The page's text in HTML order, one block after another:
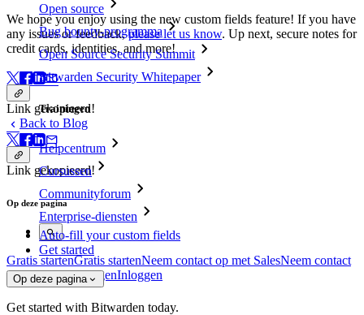
Open source
Bug bounty-programma
Open Source Security Summit
Bitwarden Security Whitepaper
Trainingen
Helpcentrum
Cursussen
Communityforum
Enterprise-diensten
Gratis startenGratis startenNeem contact op met SalesNeem contact
op met SalesInloggenInloggen
We hope you enjoy using the new custom fields feature! If you have
any issues or feedback,please let us know. Up next, secure notes for
credit cards, identities, and more!
Link gekopieerd!
Back to Blog
Link gekopieerd!
Op deze pagina
Auto-fill your custom fields
Get started
Op deze pagina
Get started with Bitwarden today.